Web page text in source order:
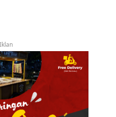
Iklan